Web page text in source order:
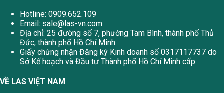
Hotline: 0909.652.109
Email: sale@las-vn.com
Địa chỉ: 25 đường số 7, phường Tam Bình, thành phố Thủ
Đức, thành phố Hồ Chí Minh
Giấy chứng nhận Đăng ký Kinh doanh số 0317117737 do
Sở Kế hoạch và Đầu tư Thành phố Hồ Chí Minh cấp.
VỀ LAS VIỆT NAM